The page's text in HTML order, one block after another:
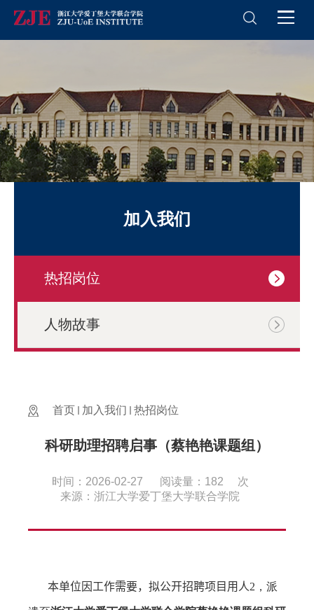
加入我们
热招岗位
人物故事
首页 加入我们 热招岗位
科研助理招聘启事（蔡艳艳课题组）
时间：2026-02-27 阅读量： 182
次
来源：浙江大学爱丁堡大学联合学院
本单位因工作需要，拟公开招聘项目用人2 ，派